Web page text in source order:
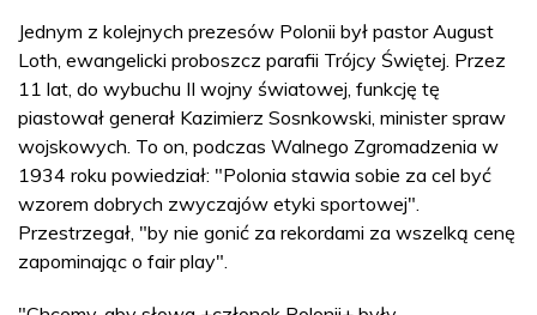
Jednym z kolejnych prezesów Polonii był pastor August
Loth, ewangelicki proboszcz parafii Trójcy Świętej. Przez
11 lat, do wybuchu II wojny światowej, funkcję tę
piastował generał Kazimierz Sosnkowski, minister spraw
wojskowych. To on, podczas Walnego Zgromadzenia w
1934 roku powiedział: "Polonia stawia sobie za cel być
wzorem dobrych zwyczajów etyki sportowej".
Przestrzegał, "by nie gonić za rekordami za wszelką cenę
zapominając o fair play".